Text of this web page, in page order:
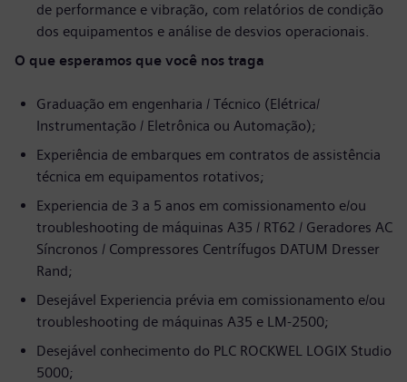
de performance e vibração, com relatórios de condição
dos equipamentos e análise de desvios operacionais.
O que esperamos que você nos traga
Graduação em engenharia / Técnico (Elétrica/
Instrumentação / Eletrônica ou Automação);
Experiência de embarques em contratos de assistência
técnica em equipamentos rotativos;
Experiencia de 3 a 5 anos em comissionamento e/ou
troubleshooting de máquinas A35 / RT62 / Geradores AC
Síncronos / Compressores Centrífugos DATUM Dresser
Rand;
Desejável Experiencia prévia em comissionamento e/ou
troubleshooting de máquinas A35 e LM-2500;
Desejável conhecimento do PLC ROCKWEL LOGIX Studio
5000;